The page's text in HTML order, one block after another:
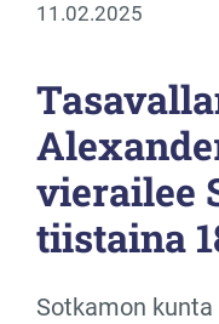
11.02.2025
vierailee
tiistaina
Sotkamon